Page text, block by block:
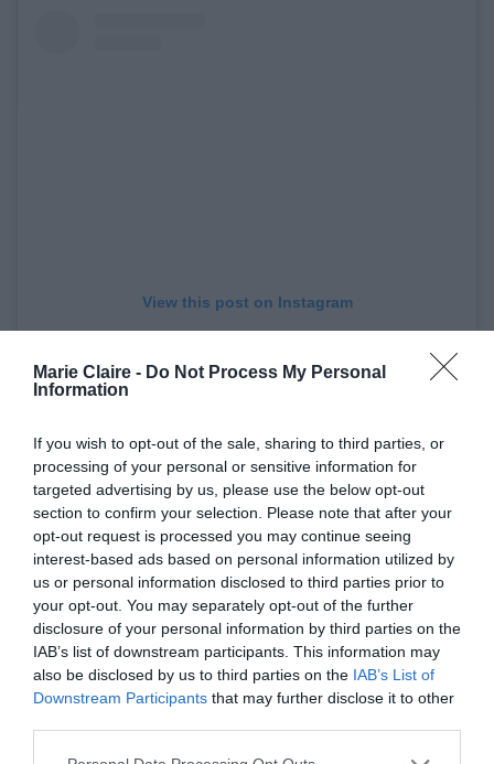
Marie Claire - Do Not Process My Personal
Information
If you wish to opt-out of the sale, sharing to third parties, or
processing of your personal or sensitive information for
targeted advertising by us, please use the below opt-out
section to confirm your selection. Please note that after your
opt-out request is processed you may continue seeing
interest-based ads based on personal information utilized by
us or personal information disclosed to third parties prior to
your opt-out. You may separately opt-out of the further
disclosure of your personal information by third parties on the
IAB’s list of downstream participants. This information may
also be disclosed by us to third parties on the IAB’s List of
Downstream Participants that may further disclose it to other
View this post on Instagram
A post shared by NASA Aeronautics (@nasaaero)
Το μοντέλο είχε παρουσιαστεί για πρώτη φορά